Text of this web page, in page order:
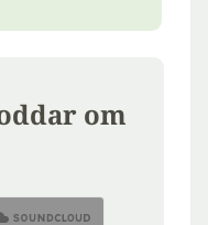
om